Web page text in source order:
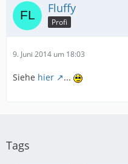
Fluffy
Profi
9. Juni 2014 um 18:03
Siehe hier ...
Tags